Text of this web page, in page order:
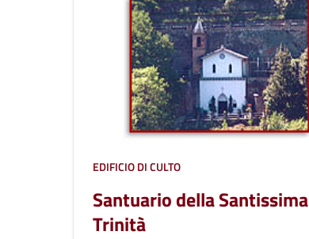
EDIFICIO DI CULTO
Santuario della Santissima
Trinità